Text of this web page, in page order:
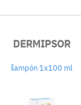
DERMIPSOR
šampón 1x100 ml